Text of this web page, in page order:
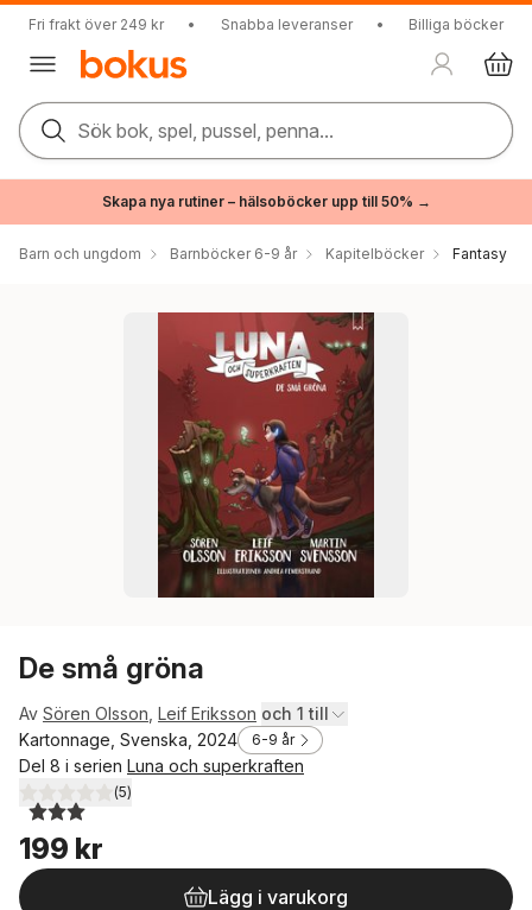
Fri frakt över 249 kr • Snabba leveranser • Billiga böcker
Sök bok, spel, pussel, penna...
Skapa nya rutiner – hälsoböcker upp till 50% →
Barn och ungdom Barnböcker 6-9 år Kapitelböcker Fantasy
De små gröna
Av Sören Olsson Leif Eriksson och 1 till
Kartonnage, Svenska, 2024
6-9 år
Del 8 i serien Luna och superkraften
3,0utav 5 stjärnor. Totalt antal röster:
(5)
199 kr
Lägg i varukorg